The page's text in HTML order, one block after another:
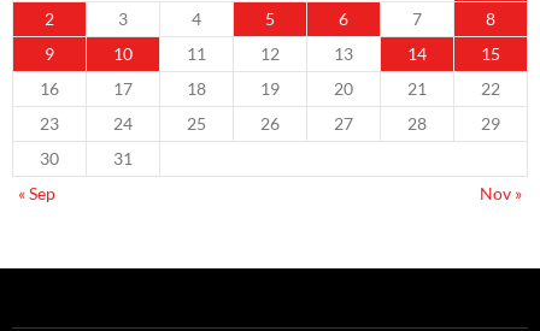
2
3 4 5 6 7
8
9
10 11 12 13 14
15
16
17 18 19 20 21
22
23
24 25 26 27 28
29
30
31
« Sep
Nov »